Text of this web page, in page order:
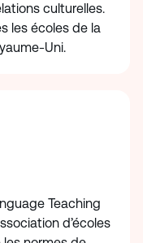
culturelles.
les écoles de la
Uni.
Teaching
d’écoles